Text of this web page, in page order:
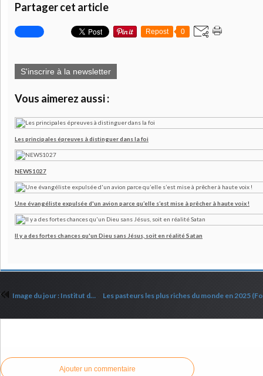
Partager cet article
Repost 0
S'inscrire à la newsletter
Vous aimerez aussi :
Les principales épreuves à distinguer dans la foi
NEWS1027
Une évangéliste expulsée d'un avion parce qu’elle s’est mise à prêcher à haute voix !
Il y a des fortes chances qu'un Dieu sans Jésus, soit en réalité Satan
Image du jour : Institut du Temple !
Ajouter un commentaire